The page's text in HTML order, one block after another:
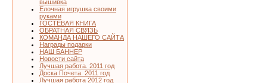
вышивка
Елочная игрушка своими
руками
ГОСТЕВАЯ КНИГА
ОБРАТНАЯ СВЯЗЬ
КОМАНДА НАШЕГО САЙТА
Награды подарки
НАШ БАННЕР
Новости сайта
Лучшая работа. 2011 год
Доска Почета. 2011 год
Лучшая работа 2012 год